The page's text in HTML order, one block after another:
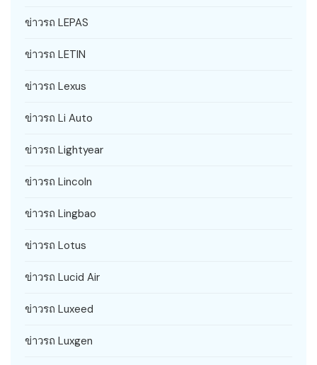
ข่าวรถ LEPAS
ข่าวรถ LETIN
ข่าวรถ Lexus
ข่าวรถ Li Auto
ข่าวรถ Lightyear
ข่าวรถ Lincoln
ข่าวรถ Lingbao
ข่าวรถ Lotus
ข่าวรถ Lucid Air
ข่าวรถ Luxeed
ข่าวรถ Luxgen